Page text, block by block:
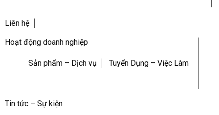
Liên hệ
Hoạt động doanh nghiệp
Sản phẩm – Dịch vụ Tuyển Dụng – Việc Làm
Tin tức – Sự kiện